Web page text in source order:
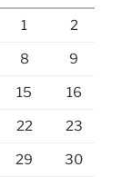
1 2
8 9
15 16
22 23
29 30